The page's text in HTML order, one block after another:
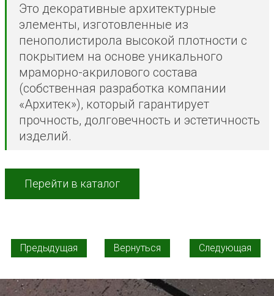
Это декоративные архитектурные
элементы, изготовленные из
пенополистирола высокой плотности с
покрытием на основе уникального
мраморно-акрилового состава
(собственная разработка компании
«Архитек»), который гарантирует
прочность, долговечность и эстетичность
изделий.
Перейти в каталог
Предыдущая Вернуться Следующая